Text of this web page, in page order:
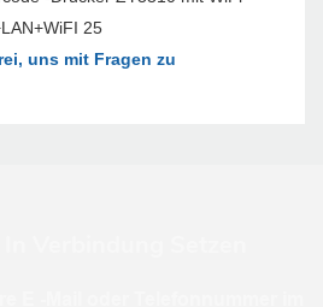
uns mit Fragen zu